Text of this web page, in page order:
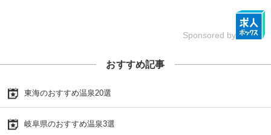
Sponsored by
おすすめ記事
東海のおすすめ温泉20選
岐阜県のおすすめ温泉3選